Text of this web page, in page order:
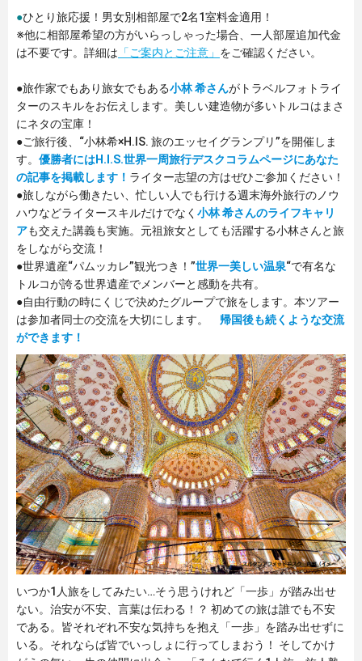
●ひとり旅応援！男女別相部屋で2名1室料金適用！
※他に相部屋希望の方がいらっしゃった場合、一人部屋追加代金
は不要です。詳細は 「ご案内とご注意」 をご確認ください。
●旅作家でもあり旅女でもある小林 希さんがトラベルフォトライ
ターのスキルをお伝えします。美しい建造物が多いトルコはまさ
にネタの宝庫！
●ご旅行後、“小林希×H.IS. 旅のエッセイグランプリ”を開催しま
す。 優勝者にはH.I.S.世界一周旅行デスクコラムページにあなた
の記事を掲載します！ ライター志望の方はぜひご参加ください！
●旅しながら働きたい、忙しい人でも行ける週末海外旅行のノウ
ハウなどライタースキルだけでなく 小林 希さんのライフキャリ
アも交えた講義も実施。元祖旅女としても活躍する小林さんと旅
をしながら交流！
●世界遺産“パムッカレ”観光つき！”世界一美しい温泉“で有名な
トルコが誇る世界遺産でメンバーと感動を共有。
●自由行動の時にくじで決めたグループで旅をします。本ツアー
は参加者同士の交流を大切にします。 帰国後も続くような交流
ができます！
いつか1人旅をしてみたい…そう思うけれど「一歩」が踏み出せ
ない。治安が不安、言葉は伝わる！？ 初めての旅は誰でも不安
である。皆それぞれ不安な気持ちを抱え「一歩」を踏み出せずに
いる。それならば皆でいっしょに行ってしまおう！ そしてかけ